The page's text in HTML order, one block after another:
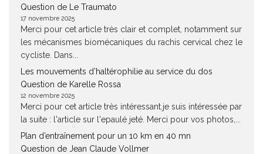
Question de Le Traumato
17 novembre 2025
Merci pour cet article très clair et complet, notamment sur
les mécanismes biomécaniques du rachis cervical chez le
cycliste. Dans...
Les mouvements d’haltérophilie au service du dos
Question de Karelle Rossa
12 novembre 2025
Merci pour cet article très intéressant.je suis intéressée par
la suite : l'article sur l'epaulé jeté. Merci pour vos photos,...
Plan d’entraînement pour un 10 km en 40 mn
Question de Jean Claude Vollmer